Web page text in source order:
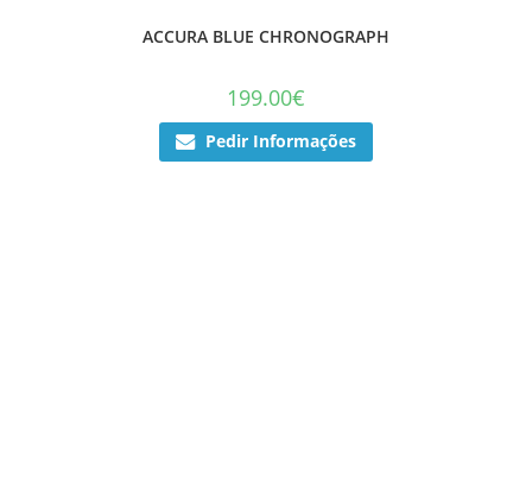
ACCURA BLUE CHRONOGRAPH
199.00€
Pedir Informações